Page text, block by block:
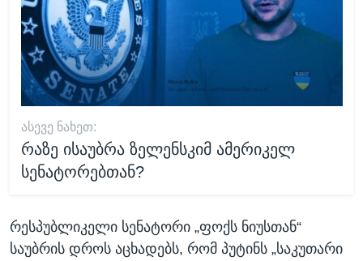
ᲐᲡᲔᲕᲔ ᲜᲐᲮᲔᲗ:
რაზე ისაუბრა ზელენსკიმ ამერიკელ
სენატორებთან?
რესპუბლიკელი სენატორი „ფოქს ნიუსთან“
საუბრის დროს აცხადებს, რომ პუტინს „საკუთარი